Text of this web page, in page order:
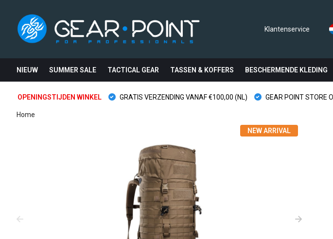
Klantenservice
NIEUW SUMMER SALE TACTICAL GEAR TASSEN & KOFFERS BESCHERMENDE KLEDING
OPENINGSTIJDEN WINKEL GRATIS VERZENDING VANAF €100,00 (NL) GEAR POINT STORE
Home
NEW ARRIVAL